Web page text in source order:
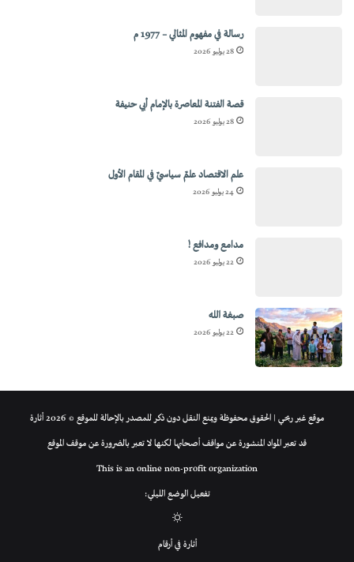
رسالة في مفهوم المثالي – 1977 م
28 يوليو 2026
قصة الفتنة المعاصرة بالإمام أبي حنيفة
28 يوليو 2026
علم الاقتصاد علمٌ سياسيٌ في المقام الأول
24 يوليو 2026
مدامع ومدافع !
22 يوليو 2026
صبغة الله
22 يوليو 2026
موقع غير ربحي | الحقوق محفوظة ويمنع النقل دون ذكر للمصدر بالإحالة للموقع © 2026 أثارة
قد تعبر المواد المنشورة عن مواقف أصحابها لكنها لا تعبر بالضرورة عن موقف الموقع
This is an online non-profit organization
تفعيل الوضع الليلي:
المظلم
أثارة في أرقام